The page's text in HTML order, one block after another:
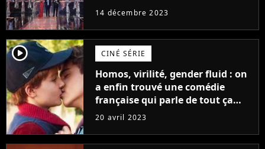
14 décembre 2023
player2 CINÉ SÉRIE
Homos, virilité, gender fluid : on
a enfin trouvé une comédie
française qui parle de tout ça
sans être super ringarde
20 avril 2023